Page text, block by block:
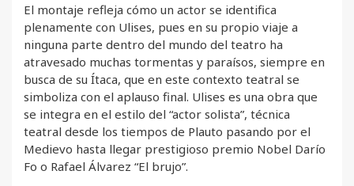
El montaje refleja cómo un actor se identifica
plenamente con Ulises, pues en su propio viaje a
ninguna parte dentro del mundo del teatro ha
atravesado muchas tormentas y paraísos, siempre en
busca de su Ítaca, que en este contexto teatral se
simboliza con el aplauso final. Ulises es una obra que
se integra en el estilo del “actor solista”, técnica
teatral desde los tiempos de Plauto pasando por el
Medievo hasta llegar prestigioso premio Nobel Darío
Fo o Rafael Álvarez “El brujo”.